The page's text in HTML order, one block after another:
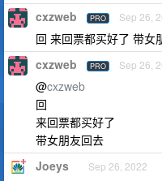
cxzweb PRO Sep 26,
回 来回票都买好了 带女
cxzweb PRO Sep 26,
@cxzweb
回
来回票都买好了
带女朋友回去
Joeys Sep 26, 2022